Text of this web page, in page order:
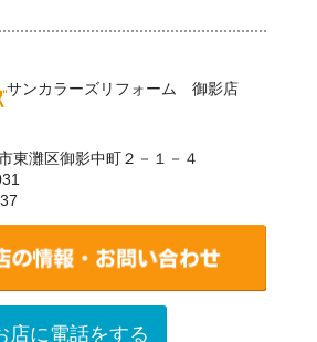
サンカラーズリフォーム 御影店
東灘区御影中町２－１－４
店に電話をする